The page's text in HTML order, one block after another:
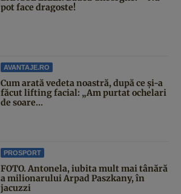
pot face dragoste!
AVANTAJE.RO
Cum arată vedeta noastră, după ce și-a
făcut lifting facial: „Am purtat ochelari
de soare...
PROSPORT
FOTO. Antonela, iubita mult mai tânără
a milionarului Arpad Paszkany, în
jacuzzi